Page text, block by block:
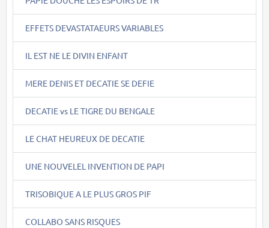
EFFETS DEVASTATAEURS VARIABLES
IL EST NE LE DIVIN ENFANT
MERE DENIS ET DECATIE SE DEFIE
DECATIE vs LE TIGRE DU BENGALE
LE CHAT HEUREUX DE DECATIE
UNE NOUVELEL INVENTION DE PAPI
TRISOBIQUE A LE PLUS GROS PIF
COLLABO SANS RISQUES